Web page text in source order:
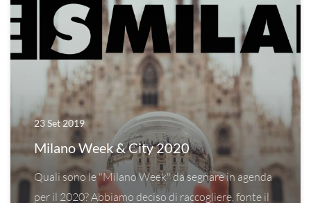
23 Set 2019
Milano Week & City 2020
Quali sono le "Milano Week" da segnare in agenda
per il 2020? Abbiamo deciso di raccogliere, fonte il